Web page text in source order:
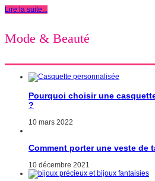
Lire la suite...
Mode & Beauté
Pourquoi choisir une
?
10 mars 2022
Comment porter une veste de
10 décembre 2021